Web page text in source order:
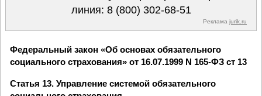
линия: 8 (800) 302-68-51
Реклама jurik.ru
Федеральный закон «Об основах обязательного
социального страхования» от 16.07.1999 N 165-ФЗ ст 13
Статья 13. Управление системой обязательного